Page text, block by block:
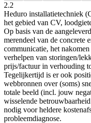
2.2
Heduro installatietechniek
het gebied van CV,
Op basis van de
merendeel van de concrete
communicatie, het
verhelpen van storingen/
prijs/factuur in verhouding
Tegelijkertijd is er ook
webbronnen over (soms)
totale beeld (incl. jouw
wisselende
nodig voor heldere
probleemdiagnose.